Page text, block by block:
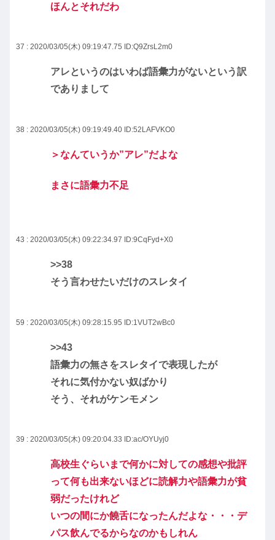
ほんとそれだわ
37 : 2020/03/05(木) 09:19:47.75 ID:Q9ZrsL2m0
アレというのはいわば語彙力がないという訳
でありまして
38 : 2020/03/05(木) 09:19:49.40 ID:52LAFVKO0
＞なんていうか”アレ”だよな
まさに語彙力不足
43 : 2020/03/05(木) 09:22:34.97 ID:9CqFyd+X0
>>38
そう言わせたいだけのスレタイ
59 : 2020/03/05(木) 09:28:15.95 ID:1VUT2wBc0
>>43
語彙力の無さをスレタイで表現したが
それに気付かない奴ばかり
そう、それがケンモメン
39 : 2020/03/05(木) 09:20:04.33 ID:ac/OYUyj0
高校生ぐらいまで何かに対しての感想や批評
って何も出来ないほどに読解力や語彙力が貧
弱だったけれど
いつの間にか饒舌になったんだよな・・・デ
パス飲んでるからなのかもしれん